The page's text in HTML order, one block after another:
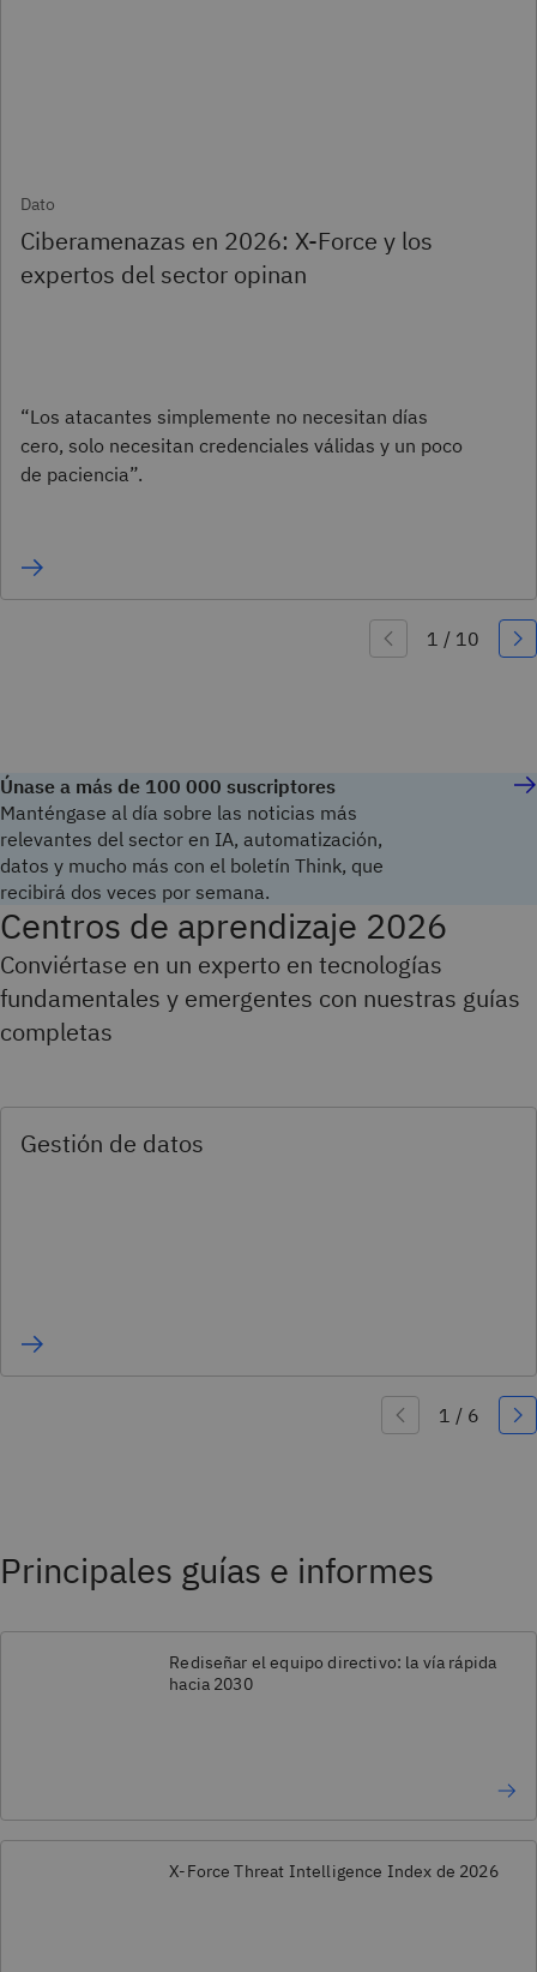
Dato
Ciberamenazas en 2026: X-Force y los
expertos del sector opinan
“Los atacantes simplemente no necesitan días
cero, solo necesitan credenciales válidas y un poco
de paciencia”.
Únase a más de 100 000 suscriptores
Manténgase al día sobre las noticias más
relevantes del sector en IA, automatización,
datos y mucho más con el boletín Think, que
recibirá dos veces por semana.
Centros de aprendizaje 2026
Conviértase en un experto en tecnologías
fundamentales y emergentes con nuestras guías
completas
Gestión de datos
Principales guías e informes
Rediseñar el equipo directivo: la vía rápida
hacia 2030
X-Force Threat Intelligence Index de 2026